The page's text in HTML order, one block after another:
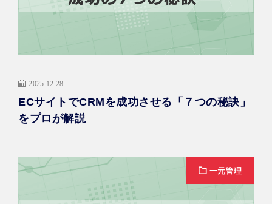
2025.12.28
ECサイトでCRMを成功させる「７つの秘訣」
をプロが解説
一元管理